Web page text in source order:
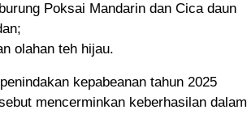
Poksai Mandarin dan Cica daun
olahan teh hijau.
kepabeanan tahun 2025
mencerminkan keberhasilan dalam